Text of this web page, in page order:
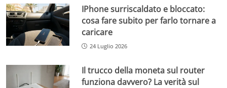
IPhone surriscaldato e bloccato:
cosa fare subito per farlo tornare a
caricare
24 Luglio 2026
Il trucco della moneta sul router
funziona davvero? La verità sul